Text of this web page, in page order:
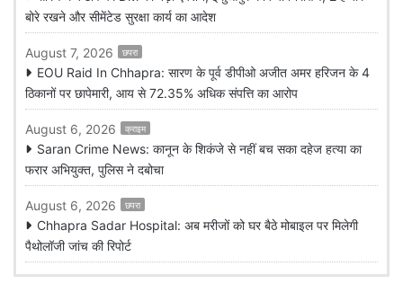
बोरे रखने और सीमेंटेड सुरक्षा कार्य का आदेश
August 7, 2026 छपरा
EOU Raid In Chhapra: सारण के पूर्व डीपीओ अजीत अमर हरिजन के 4
ठिकानों पर छापेमारी, आय से 72.35% अधिक संपत्ति का आरोप
August 6, 2026 क्राइम
Saran Crime News: कानून के शिकंजे से नहीं बच सका दहेज हत्या का
फरार अभियुक्त, पुलिस ने दबोचा
August 6, 2026 छपरा
Chhapra Sadar Hospital: अब मरीजों को घर बैठे मोबाइल पर मिलेगी
पैथोलॉजी जांच की रिपोर्ट